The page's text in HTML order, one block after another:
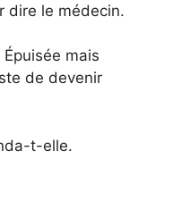
dire le médecin.
mais
de devenir
t-elle.